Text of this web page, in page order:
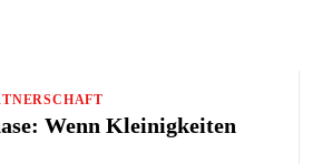
Wenn Kleinigkeiten